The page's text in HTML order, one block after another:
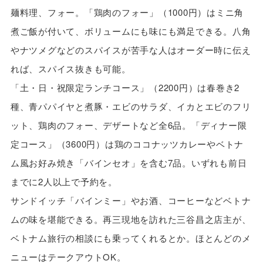
麺料理、フォー。「鶏肉のフォー」（1000円）はミニ角
煮ご飯が付いて、ボリュームにも味にも満足できる。八角
やナツメグなどのスパイスが苦手な人はオーダー時に伝え
れば、スパイス抜きも可能。
「土・日・祝限定ランチコース」（2200円）は春巻き2
種、青パパイヤと煮豚・エビのサラダ、イカとエビのフリ
ット、鶏肉のフォー、デザートなど全6品。「ディナー限
定コース」（3600円）は鶏のココナッツカレーやベトナ
ム風お好み焼き「バインセオ」を含む7品。いずれも前日
までに2人以上で予約を。
サンドイッチ「バインミー」やお酒、コーヒーなどベトナ
ムの味を堪能できる。再三現地を訪れた三谷昌之店主が、
ベトナム旅行の相談にも乗ってくれるとか。ほとんどのメ
ニューはテークアウトOK。